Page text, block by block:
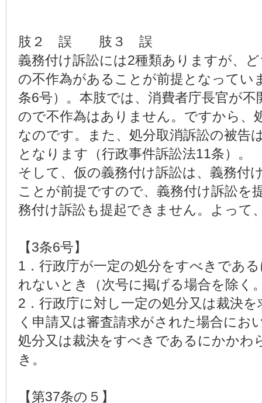
肢２ 誤 肢３ 誤
義務付け訴訟には2種類ありますが、
の不作為があることが前提となってい
条6号）。本肢では、消費者庁長官が
ので不作為はありません。ですから、
なのです。また、処分取消訴訟の被告
となります（行政事件訴訟法11条）。
そして、仮の義務付け訴訟は、義務付
ことが前提ですので、義務付け訴訟を
務付け訴訟も提起できません。よって
【3条6号】
1．行政庁が一定の処分をすべきであ
れないとき（次号に掲げる場合を除く
2．行政庁に対し一定の処分又は裁決
く申請又は審査請求がされた場合にお
処分又は裁決をすべきであるにかかわ
き。
【第37条の５】